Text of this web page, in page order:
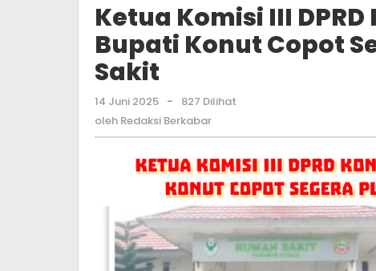
Ketua Komisi III
Bupati Konut Copot
Sakit
14 Juni 2025 oleh
Redaksi
-
827 Dilihat
oleh Redaksi Berkabar